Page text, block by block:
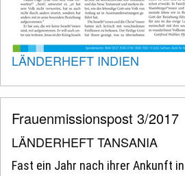
LÄNDERHEFT INDIEN
Frauenmissionspost 3/2017
LÄNDERHEFT TANSANIA
Fast ein Jahr nach ihrer Ankunft